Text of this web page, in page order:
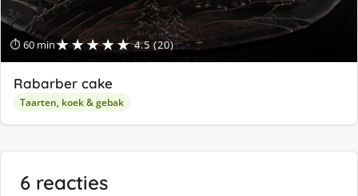
⏱ 60 min★★★★★ 4.5 (20)
Rabarber cake
Taarten, koek & gebak
6 reacties